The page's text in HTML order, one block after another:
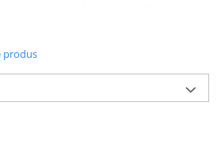
mm și suprafață finisată cu
Q235B
produs